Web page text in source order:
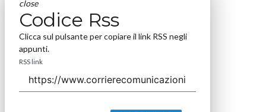
close
Codice Rss
Clicca sul pulsante per copiare il link RSS negli
appunti.
RSS link